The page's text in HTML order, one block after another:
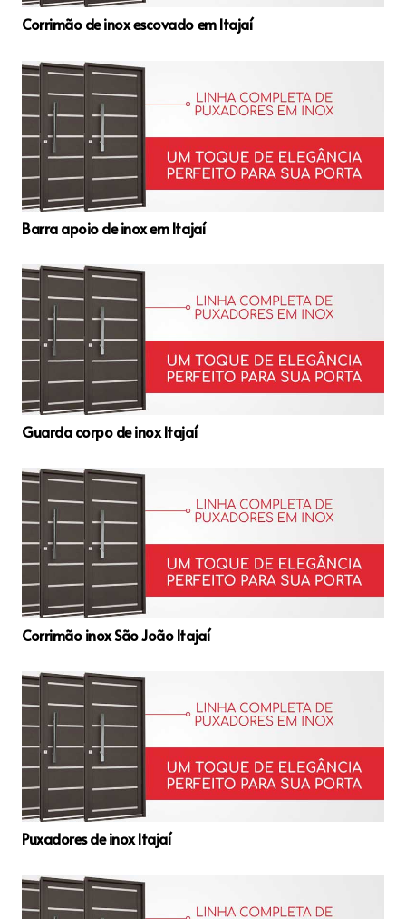
Corrimão de inox escovado em Itajaí
Barra apoio de inox em Itajaí
Guarda corpo de inox Itajaí
Corrimão inox São João Itajaí
Puxadores de inox Itajaí